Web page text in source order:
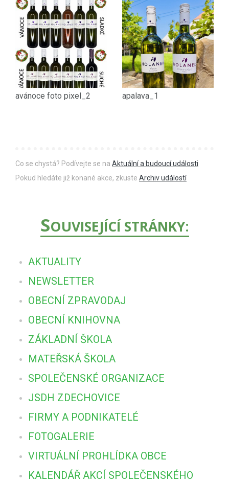
avánoce foto pixel_2 apalava_1
Co se chystá? Podívejte se na Aktuální a budoucí události
Pokud hledáte již konané akce, zkuste Archiv událostí
SOUVISEJÍCÍ STRÁNKY:
AKTUALITY
NEWSLETTER
OBECNÍ ZPRAVODAJ
OBECNÍ KNIHOVNA
ZÁKLADNÍ ŠKOLA
MATEŘSKÁ ŠKOLA
SPOLEČENSKÉ ORGANIZACE
JSDH ZDECHOVICE
FIRMY A PODNIKATELÉ
FOTOGALERIE
VIRTUÁLNÍ PROHLÍDKA OBCE
KALENDÁŘ AKCÍ SPOLEČENSKÉHO